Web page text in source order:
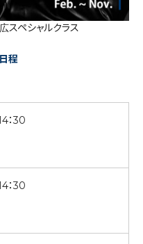
ペシャルクラス
程
：30
：30